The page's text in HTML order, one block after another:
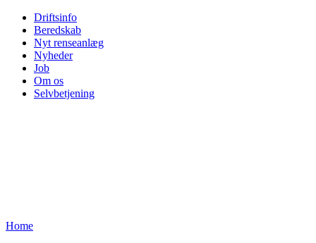
Driftsinfo
Beredskab
Nyt renseanlæg
Nyheder
Job
Om os
Selvbetjening
Home